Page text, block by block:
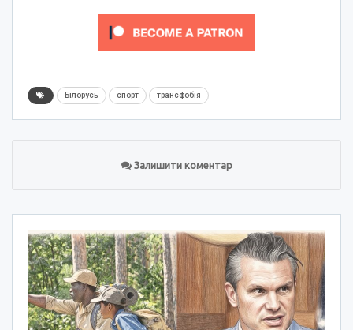
Білорусь спорт трансфобія
Залишити коментар